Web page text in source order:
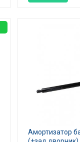
Амортизатор